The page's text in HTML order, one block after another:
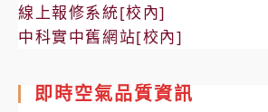
線上報修系統[校內]
中科實中舊網站[校內]
即時空氣品質資訊